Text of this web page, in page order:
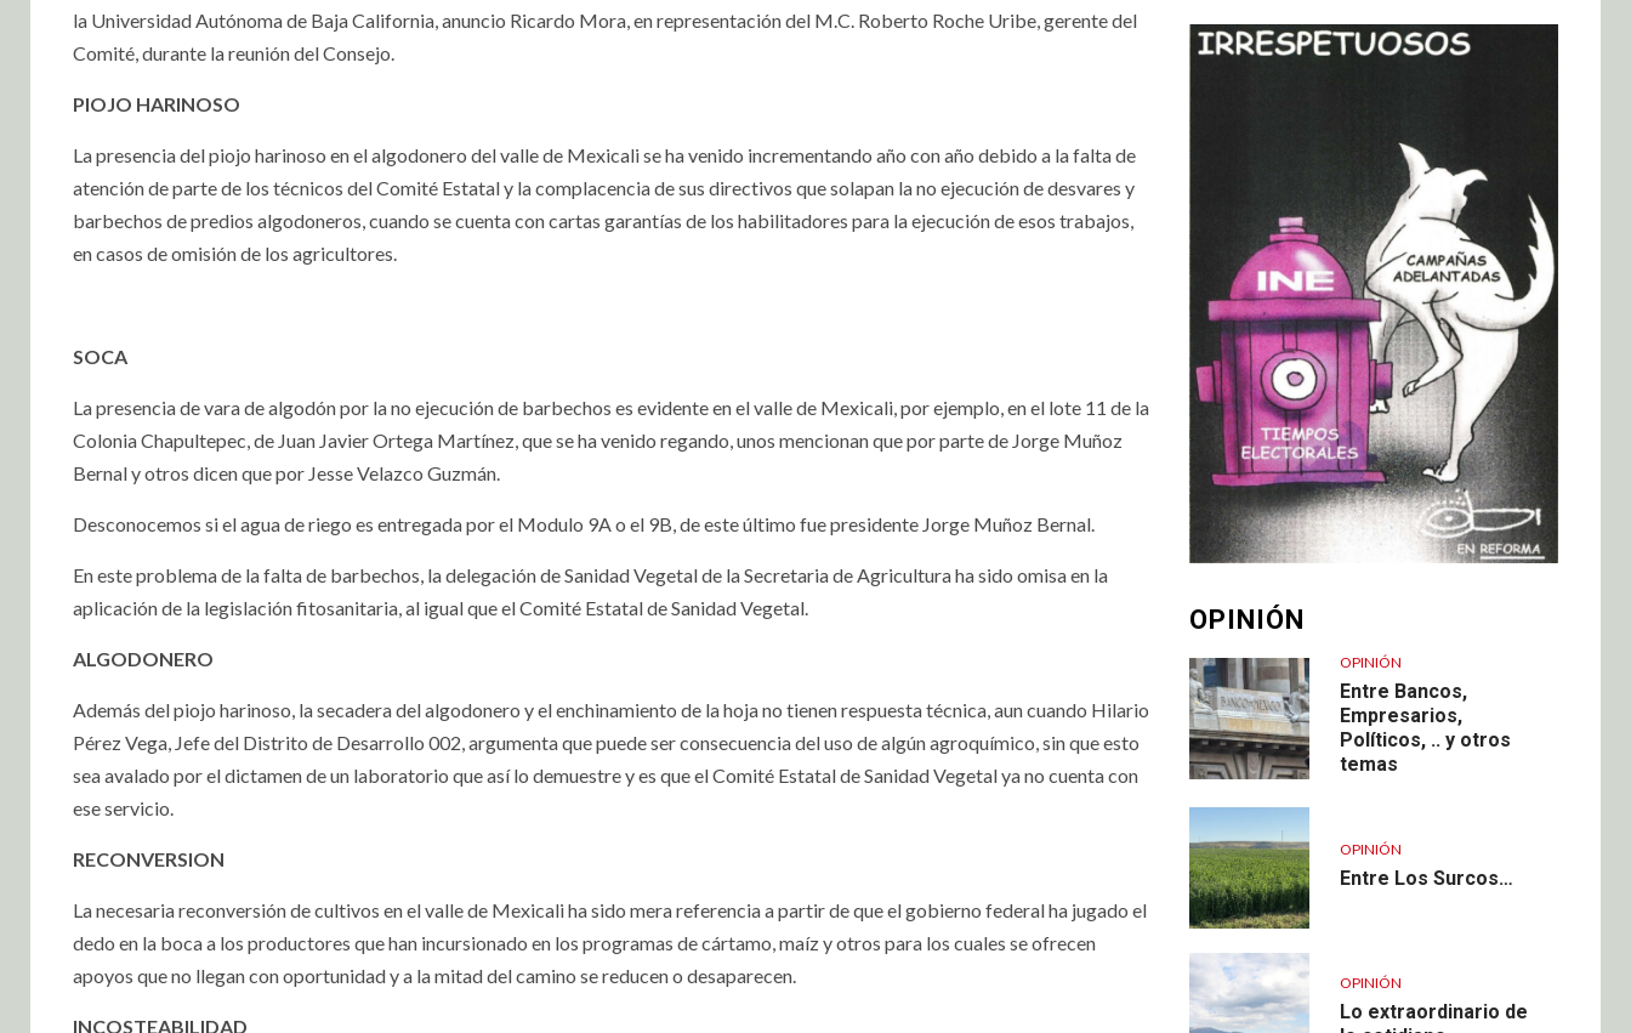
la Universidad Autónoma de Baja California, anuncio Ricardo Mora, en representación del M.C. Roberto Roche Uribe, gerente del
Comité, durante la reunión del Consejo.
PIOJO HARINOSO
La presencia del piojo harinoso en el algodonero del valle de Mexicali se ha venido incrementando año con año debido a la falta de
atención de parte de los técnicos del Comité Estatal y la complacencia de sus directivos que solapan la no ejecución de desvares y
barbechos de predios algodoneros, cuando se cuenta con cartas garantías de los habilitadores para la ejecución de esos trabajos,
en casos de omisión de los agricultores.
SOCA
La presencia de vara de algodón por la no ejecución de barbechos es evidente en el valle de Mexicali, por ejemplo, en el lote 11 de la
Colonia Chapultepec, de Juan Javier Ortega Martínez, que se ha venido regando, unos mencionan que por parte de Jorge Muñoz
Bernal y otros dicen que por Jesse Velazco Guzmán.
Desconocemos si el agua de riego es entregada por el Modulo 9A o el 9B, de este último fue presidente Jorge Muñoz Bernal.
En este problema de la falta de barbechos, la delegación de Sanidad Vegetal de la Secretaria de Agricultura ha sido omisa en la
aplicación de la legislación fitosanitaria, al igual que el Comité Estatal de Sanidad Vegetal.
ALGODONERO
Además del piojo harinoso, la secadera del algodonero y el enchinamiento de la hoja no tienen respuesta técnica, aun cuando Hilario
Pérez Vega, Jefe del Distrito de Desarrollo 002, argumenta que puede ser consecuencia del uso de algún agroquímico, sin que esto
sea avalado por el dictamen de un laboratorio que así lo demuestre y es que el Comité Estatal de Sanidad Vegetal ya no cuenta con
ese servicio.
RECONVERSION
La necesaria reconversión de cultivos en el valle de Mexicali ha sido mera referencia a partir de que el gobierno federal ha jugado el
dedo en la boca a los productores que han incursionado en los programas de cártamo, maíz y otros para los cuales se ofrecen
apoyos que no llegan con oportunidad y a la mitad del camino se reducen o desaparecen.
INCOSTEABILIDAD
OPINIÓN
OPINIÓN
Entre Bancos,
Empresarios,
Políticos, .. y otros
temas
OPINIÓN
Entre Los Surcos…
OPINIÓN
Lo extraordinario de